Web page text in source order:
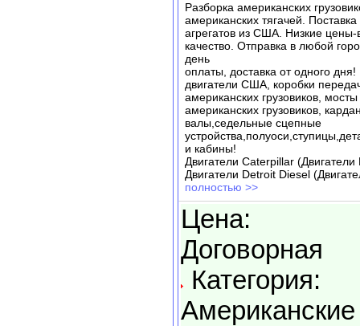
Разборка американских
американских тягачей. Поставка
агрегатов из США. Низкие цены-
качество. Отправка в любой
день
оплаты, доставка от одного дня!
двигатели США, коробки
американских грузовиков,
американских грузовиков,
валы,седельные сцепные
и кабины!
Двигатели Caterpillar
Двигатели Detroit Diesel
полностью >>
Цена:
Договорная
Категория:
Американские